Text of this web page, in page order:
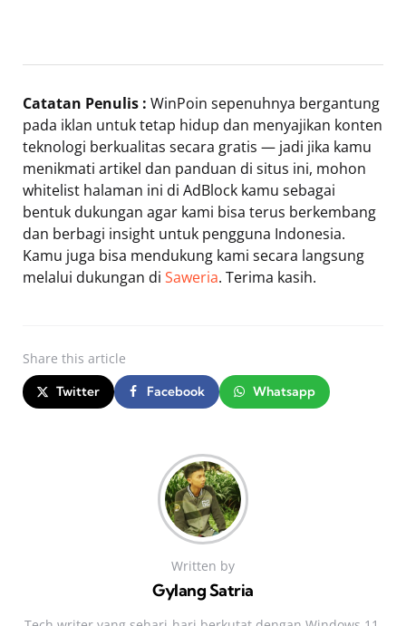
Catatan Penulis : WinPoin sepenuhnya bergantung
pada iklan untuk tetap hidup dan menyajikan konten
teknologi berkualitas secara gratis — jadi jika kamu
menikmati artikel dan panduan di situs ini, mohon
whitelist halaman ini di AdBlock kamu sebagai
bentuk dukungan agar kami bisa terus berkembang
dan berbagi insight untuk pengguna Indonesia.
Kamu juga bisa mendukung kami secara langsung
melalui dukungan di Saweria. Terima kasih.
Share this article
Twitter Facebook Whatsapp
Written by
Gylang Satria